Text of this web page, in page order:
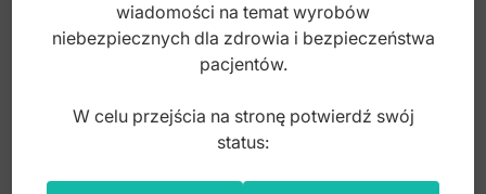
wiadomości na temat wyrobów
niebezpiecznych dla zdrowia i bezpieczeństwa
pacjentów.
W celu przejścia na stronę potwierdź swój
status: